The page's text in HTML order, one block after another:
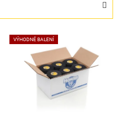
VÝHODNÉ BALENÍ